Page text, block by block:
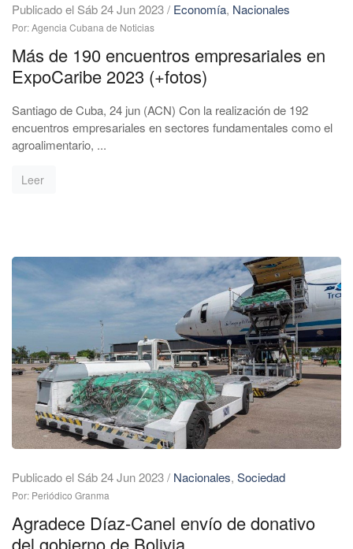
Publicado el Sáb 24 Jun 2023/ Economía, Nacionales
Por: Agencia Cubana de Noticias
Más de 190 encuentros empresariales en
ExpoCaribe 2023 (+fotos)
Santiago de Cuba, 24 jun (ACN) Con la realización de 192
encuentros empresariales en sectores fundamentales como el
agroalimentario, ...
Leer
Publicado el Sáb 24 Jun 2023/ Nacionales, Sociedad
Por: Periódico Granma
Agradece Díaz-Canel envío de donativo